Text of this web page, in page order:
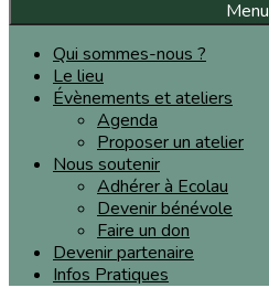
Menu
Qui sommes-nous ?
Le lieu
Évènements et ateliers
Agenda
Proposer un atelier
Nous soutenir
Adhérer à Ecolau
Devenir bénévole
Faire un don
Devenir partenaire
Infos Pratiques